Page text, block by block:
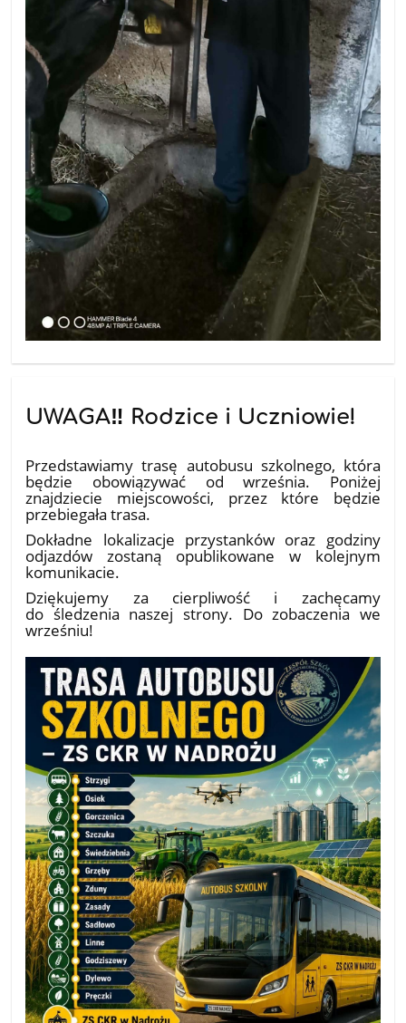
UWAGA‼️ Rodzice i Uczniowie!
Przedstawiamy trasę autobusu szkolnego, która
będzie obowiązywać od września. Poniżej
znajdziecie miejscowości, przez które będzie
przebiegała trasa.
Dokładne lokalizacje przystanków oraz godziny
odjazdów zostaną opublikowane w kolejnym
komunikacie.
Dziękujemy za cierpliwość i zachęcamy
do śledzenia naszej strony. Do zobaczenia we
wrześniu!